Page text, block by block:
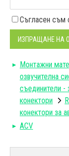
Съгласен съм
ИЗПРАЩАНЕ НА
Монтажни
озвучителна
съединители -
конектори
конектори за
ACV